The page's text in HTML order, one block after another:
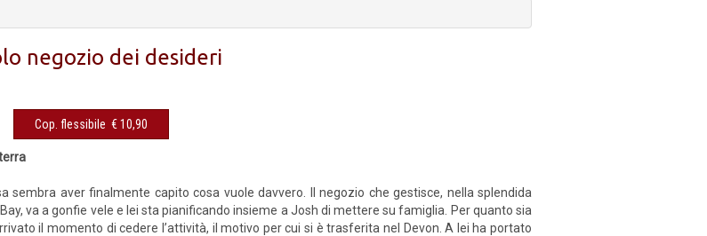
negozio dei desideri
Cop. flessibile € 10,90
sembra aver finalmente capito cosa vuole davvero. Il negozio che gestisce, nella splendida
va a gonfie vele e lei sta pianificando insieme a Josh di mettere su famiglia. Per quanto sia
il momento di cedere l’attività, il motivo per cui si è trasferita nel Devon. A lei ha portato